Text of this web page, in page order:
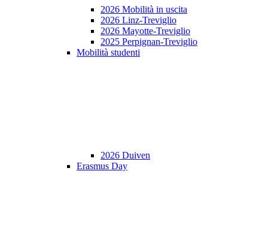
2026 Mobilità in uscita
2026 Linz-Treviglio
2026 Mayotte-Treviglio
2025 Perpignan-Treviglio
Mobilità studenti
2026 Duiven
Erasmus Day